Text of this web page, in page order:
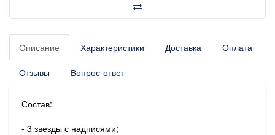
Описание Характеристики Доставка Оплата
Отзывы Вопрос-ответ
Состав:
- 3 звезды с надписями;